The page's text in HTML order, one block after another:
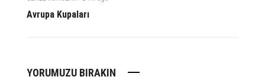
Avrupa Kupaları
YORUMUZU BIRAKIN